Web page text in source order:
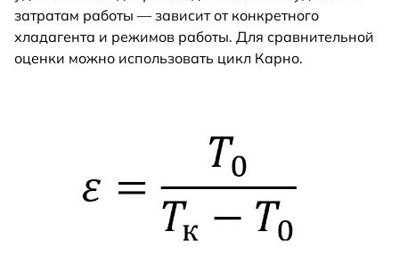
затратам работы — зависит от конкретного
хладагента и режимов работы. Для сравнительной
оценки можно использовать цикл Карно.